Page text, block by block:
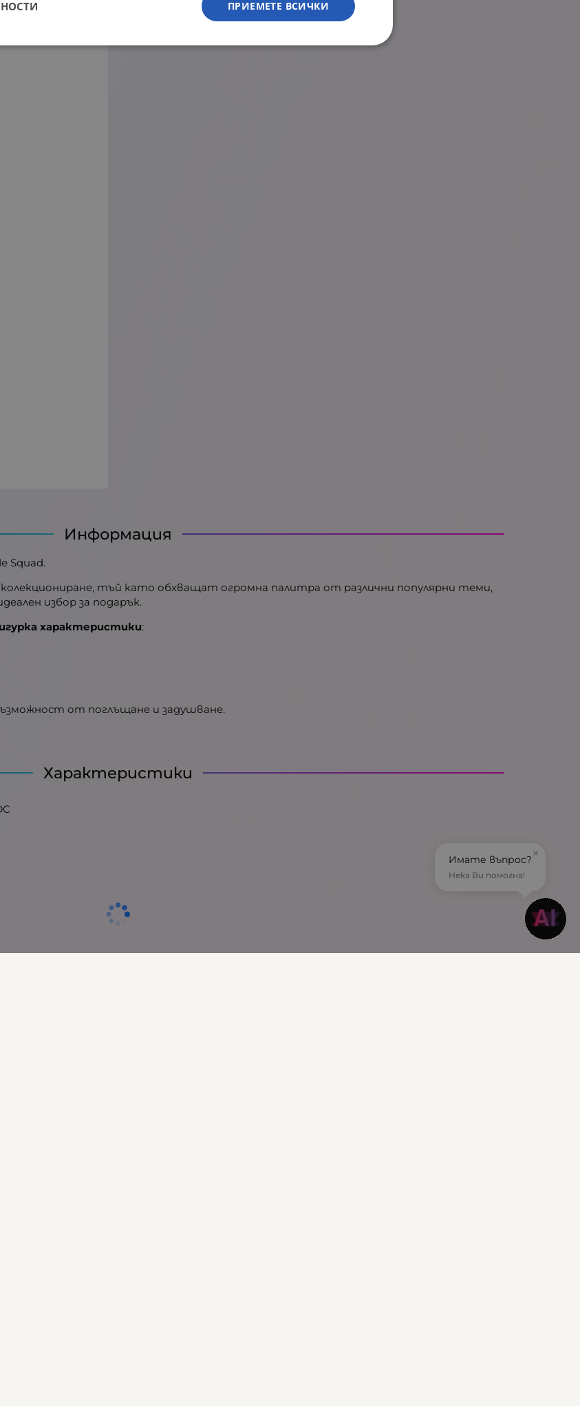
Информация
Squad.
колекциониране, тъй като обхващат огромна палитра от различни популярни теми,
избор за подарък.
характеристики:
от поглъщане и задушване.
Характеристики
ПРИЕМЕТЕ ВСИЧКИ
×
Имате въпрос?
Нека Ви помогна!